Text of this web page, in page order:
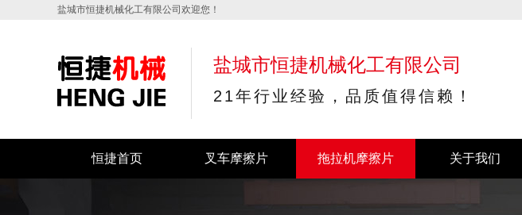
盐城市恒捷机械化工有限公司欢迎您！
盐城市恒捷机械化工有限公司
21年行业经验，品质值得信赖！
恒捷首页 叉车摩擦片 拖拉机摩擦片 关于我们